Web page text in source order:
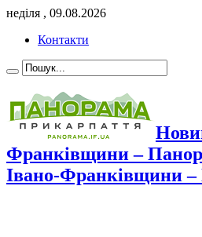
неділя , 09.08.2026
Контакти
Франківщини –
Івано-Франківщини